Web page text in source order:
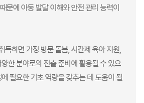
문에 아동 발달 이해와 안전 관리 능력이
득하면 가정 방문 돌봄, 시간제 육아 지원,
한 분야로의 진출 준비에 활용될 수 있으
필요한 기초 역량을 갖추는 데 도움이 될